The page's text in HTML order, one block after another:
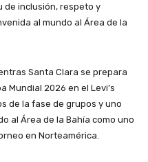
de inclusión, respeto y
al mundo al Área de la
Santa Clara se prepara
Mundial 2026 en el Levi’s
de la fase de grupos y uno
al Área de la Bahía como uno
en Norteamérica.